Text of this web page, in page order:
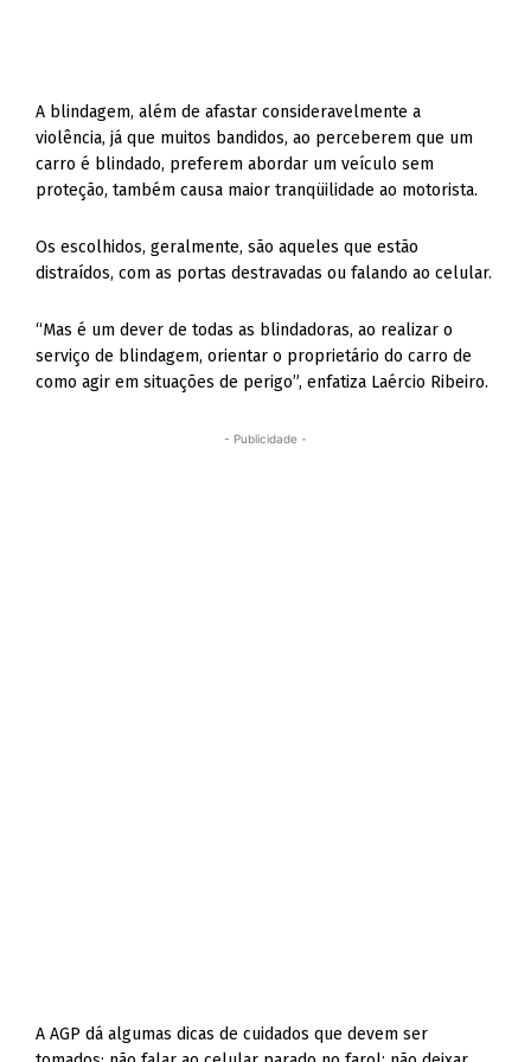
A blindagem, além de afastar consideravelmente a
violência, já que muitos bandidos, ao perceberem que um
carro é blindado, preferem abordar um veículo sem
proteção, também causa maior tranqüilidade ao motorista.
Os escolhidos, geralmente, são aqueles que estão
distraídos, com as portas destravadas ou falando ao celular.
“Mas é um dever de todas as blindadoras, ao realizar o
serviço de blindagem, orientar o proprietário do carro de
como agir em situações de perigo”, enfatiza Laércio Ribeiro.
- Publicidade -
A AGP dá algumas dicas de cuidados que devem ser